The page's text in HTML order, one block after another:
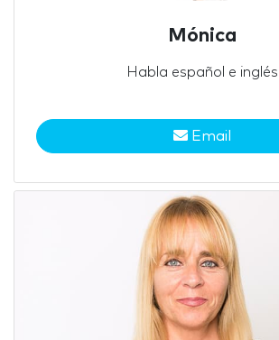
Mónica
Habla español e inglés
Email